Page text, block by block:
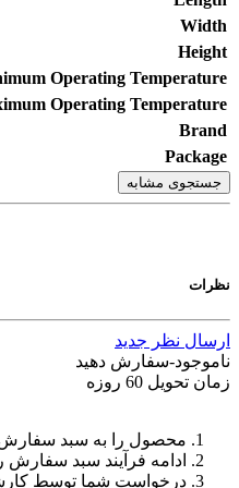
Width
Height
Operating Temperature
Operating Temperature
Brand
Package
جستجوی مشابه
نظرات
ارسال نظر جدید
ناموجود-سفارش دهید
زمان تحویل 60 روزه
محصول را به سبد سفارش
ادامه فرآیند سبد سفارش
درخواست شما توسط